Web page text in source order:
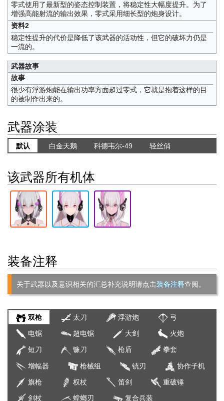
零式使用了最新型的姿态控制装置，将稳定性大幅度提升。为了
增强高能射流的输出效果，零式采用细长型的炮身设计。
资料2
稳定性提升的代价是降低了该武器的活动性，但它的破坏力仍是
一流的。
武器故事
故事
很少有浮游炮能在输出功率方面超过零式，它就是抱着这样的目
的被制作出来的。
武器涂装
默认 白金天鹅 科德韦尔-49 轻丝俏
该武器所有机体
装备注释
关于武器以及意识相关的汇总补充说明请点击装备注释查阅。
双枪 太刀 浮游炮 弓
电锯 超电锯 大剑 火炮
短刀 镰刀 枪盾 拳套
增幅器 枪械组 铳刃 协作子机
旗枪 权杖 笛剑 重破锤
剑杖 螳螂刃 复合兵装